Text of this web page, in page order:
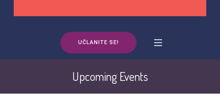
UČLANITE SE!
Upcoming Events